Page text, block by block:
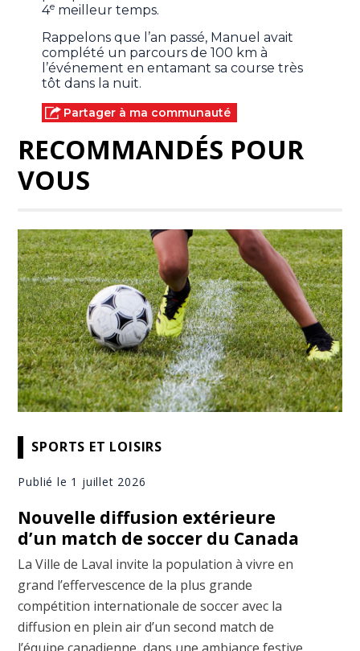
4e meilleur temps.
Rappelons que l’an passé, Manuel avait
complété un parcours de 100 km à
l’événement en entamant sa course très
tôt dans la nuit.
Partager à ma communauté
RECOMMANDÉS POUR
VOUS
SPORTS ET LOISIRS
Publié le 1 juillet 2026
Nouvelle diffusion extérieure
d’un match de soccer du Canada
La Ville de Laval invite la population à vivre en
grand l’effervescence de la plus grande
compétition internationale de soccer avec la
diffusion en plein air d’un second match de